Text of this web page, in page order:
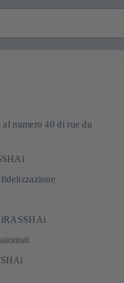
numero 40 di rue du
iRASSHAi